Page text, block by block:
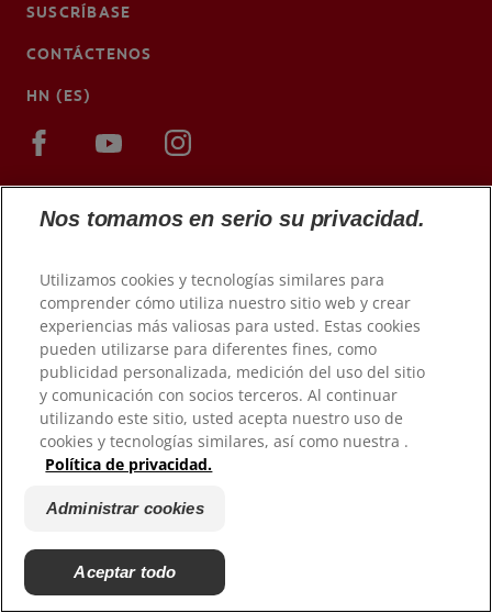
SUSCRÍBASE
CONTÁCTENOS
HN (ES)
© 2026 Colgate-Palmolive Company. Todos los derechos
reservados.
Condiciones de uso
Política de privacidad
Gestionar mis derechos de datos
Administrar cookies
No vender mi información personal
Nos tomamos en serio su privacidad.
Utilizamos cookies y tecnologías similares para
comprender cómo utiliza nuestro sitio web y crear
experiencias más valiosas para usted. Estas cookies
pueden utilizarse para diferentes fines, como
publicidad personalizada, medición del uso del sitio
y comunicación con socios terceros. Al continuar
utilizando este sitio, usted acepta nuestro uso de
cookies y tecnologías similares, así como nuestra .
Política de privacidad.
Administrar cookies
Aceptar todo